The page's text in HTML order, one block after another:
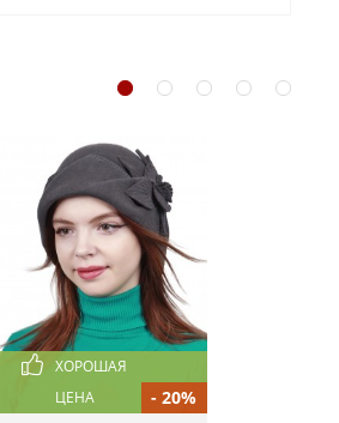
ХОРОШАЯ
ЦЕНА
- 20%